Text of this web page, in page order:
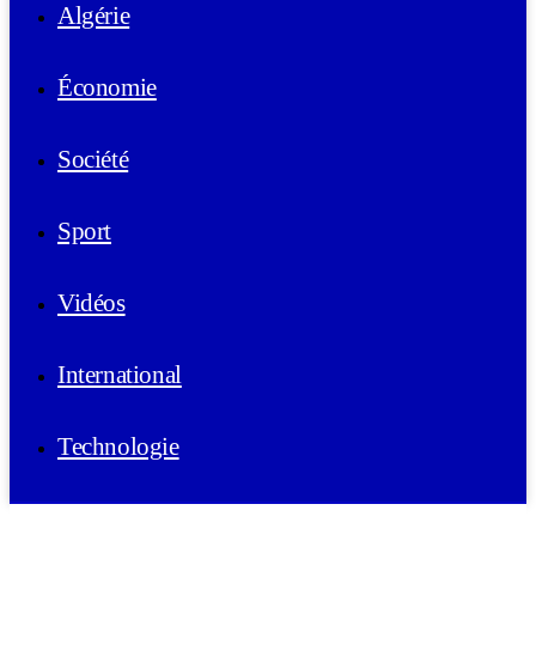
Algérie
Économie
Société
Sport
Vidéos
International
Technologie